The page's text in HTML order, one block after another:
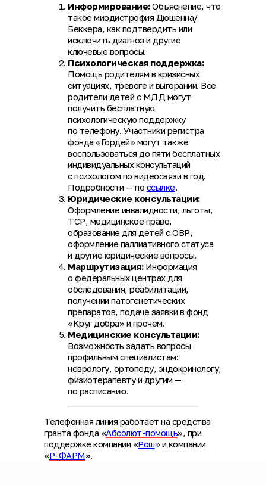
Информирование:Объяснение, что
такое миодистрофия Дюшенна/
Беккера, как подтвердить или
исключить диагноз и другие
ключевые вопросы.
Психологическая поддержка:
Помощь родителям в кризисных
ситуациях, тревоге и выгорании. Все
родители детей с МДД могут
получить бесплатную
психологическую поддержку
по телефону. Участники регистра
фонда «Гордей» могут также
воспользоваться до пяти бесплатных
индивидуальных консультаций
с психологом по видеосвязи в год.
Подробности — по ссылке.
Юридические консультации:
Оформление инвалидности, льготы,
ТСР, медицинское право,
образование для детей с ОВР,
оформление паллиативного статуса
и другие юридические вопросы.
Маршрутизация:Информация
о федеральных центрах для
обследования, реабилитации,
получении патогенетических
препаратов, подаче заявки в фонд
«Круг добра» и прочем.
Медицинские консультации:
Возможность задать вопросы
профильным специалистам:
неврологу, ортопеду, эндокринологу,
физиотерапевту и другим —
по расписанию.
Телефонная линия работает на средства
гранта фонда «Абсолют-помощь», при
поддержке компании «Рош» и компании
«Р-ФАРМ».